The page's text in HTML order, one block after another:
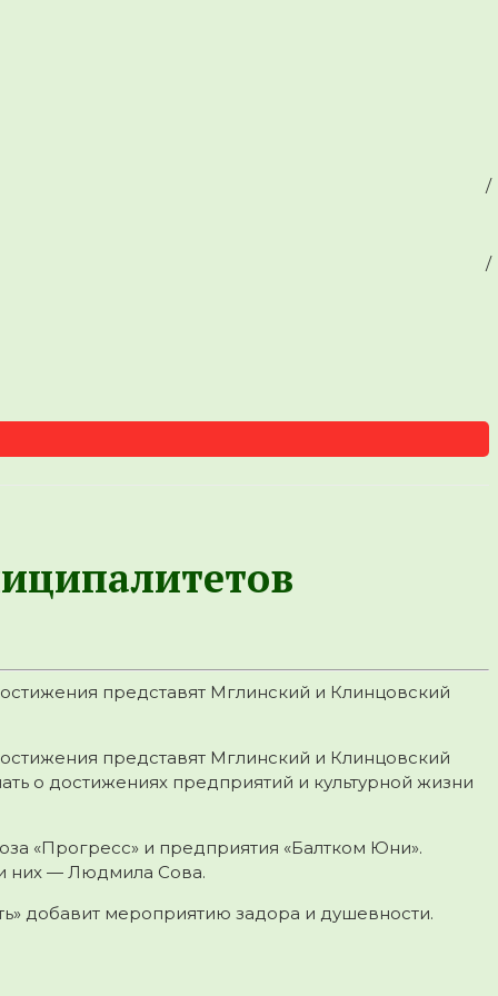
представят Мглинский и Клинцовский
представят Мглинский и Клинцовский
о достижениях предприятий и культурной жизни
«Прогресс» и предприятия «Балтком Юни».
них — Людмила Сова.
добавит мероприятию задора и душевности.